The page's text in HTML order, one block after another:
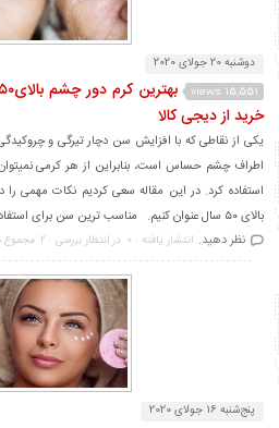
دوشنبه 20 جولای 2020
15,551 views
خرید از دیجی کالا
یکی از نقاطی که با افزایش سن دچار تیرگی و
اطراف چشم حساس است، بنابراین از هر کرمی
استفاده کرد. در این مقاله سعی کردیم نکات مهمی
بالای ۵۰ سال عنوان کنیم. مناسب ترین سن برای استفاده از […]
نظر دهید. انتشار یافته : 0 در انتظار بررسی : 2 مجموع
پنج‌شنبه 16 جولای 2020